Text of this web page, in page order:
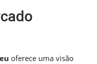
oferece uma visão